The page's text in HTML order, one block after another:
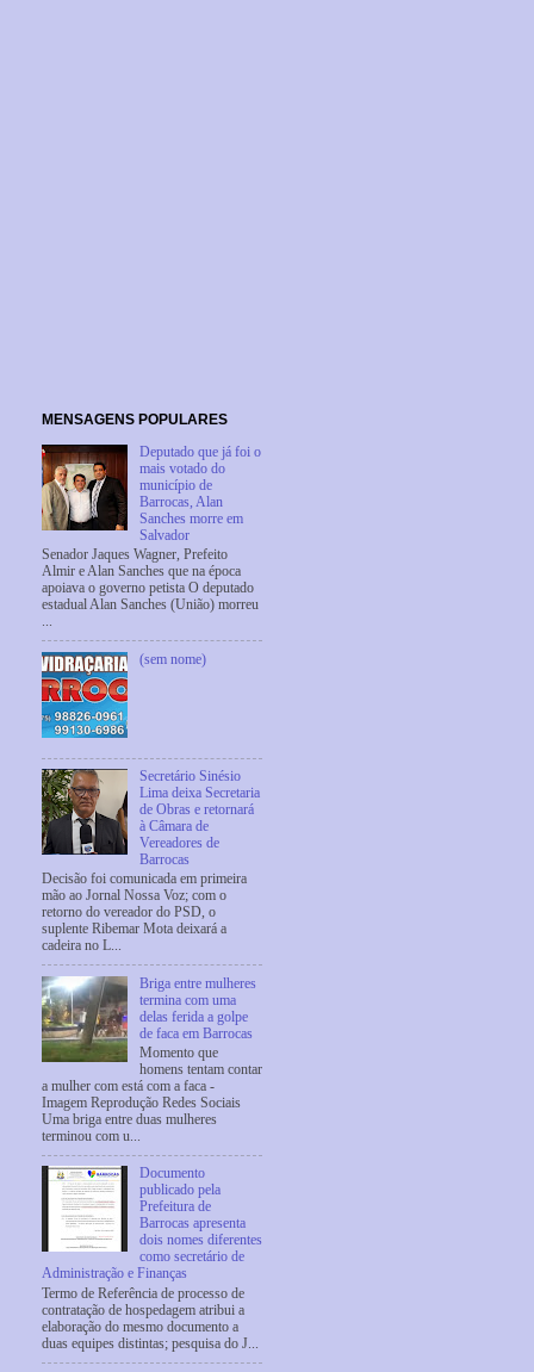
MENSAGENS POPULARES
Deputado que já foi o
mais votado do
município de
Barrocas, Alan
Sanches morre em
Salvador
Senador Jaques Wagner, Prefeito
Almir e Alan Sanches que na época
apoiava o governo petista O deputado
estadual Alan Sanches (União) morreu
...
(sem nome)
Secretário Sinésio
Lima deixa Secretaria
de Obras e retornará
à Câmara de
Vereadores de
Barrocas
Decisão foi comunicada em primeira
mão ao Jornal Nossa Voz; com o
retorno do vereador do PSD, o
suplente Ribemar Mota deixará a
cadeira no L...
Briga entre mulheres
termina com uma
delas ferida a golpe
de faca em Barrocas
Momento que
homens tentam contar
a mulher com está com a faca -
Imagem Reprodução Redes Sociais
Uma briga entre duas mulheres
terminou com u...
Documento
publicado pela
Prefeitura de
Barrocas apresenta
dois nomes diferentes
como secretário de
Administração e Finanças
Termo de Referência de processo de
contratação de hospedagem atribui a
elaboração do mesmo documento a
duas equipes distintas; pesquisa do J...